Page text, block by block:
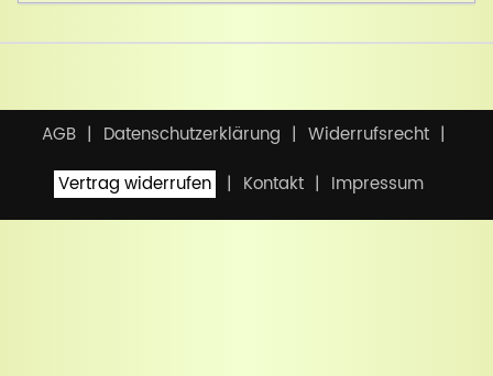
AGB Datenschutzerklärung
Widerrufsrecht
Vertrag widerrufen
Kontakt Impressum